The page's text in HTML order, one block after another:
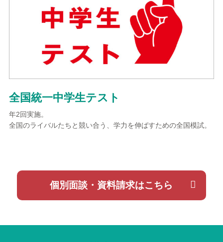
全国統一中学生テスト
年2回実施。
全国のライバルたちと競い合う、学力を伸ばすための全国模試。
個別面談・資料請求はこちら